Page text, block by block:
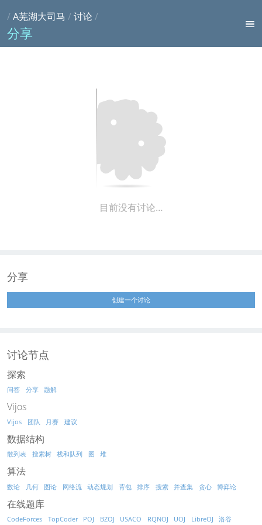
/A芜湖大司马 /讨论 /
分享
目前没有讨论…
分享
创建一个讨论
讨论节点
探索
问答 分享 题解
Vijos
Vijos 团队 月赛 建议
数据结构
散列表 搜索树 栈和队列 图 堆
算法
数论 几何 图论 网络流 动态规划 背包 排序 搜索 并查集 贪心 博弈论
在线题库
CodeForces TopCoder POJ BZOJ USACO RQNOJ UOJ LibreOJ 洛谷